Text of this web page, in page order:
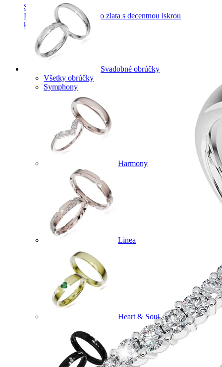
Symphony
Dokonalý lesk tradičného zlata s decentnou iskrou
kamienkov.
Svadobné obrúčky
Všetky obrúčky
Symphony
Harmony
Linea
Heart & Soul